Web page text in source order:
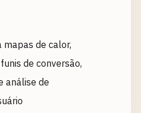
de calor,
de conversão,
análise de